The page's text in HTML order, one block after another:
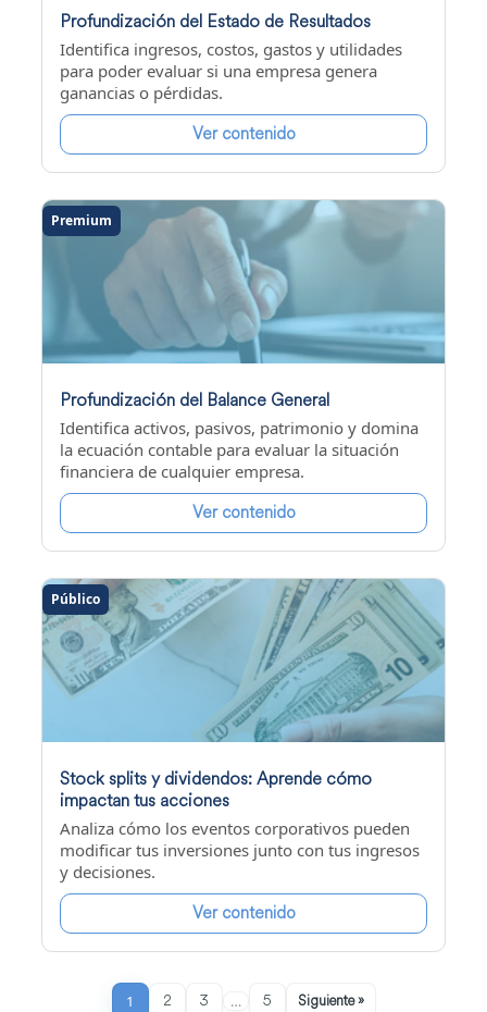
Profundización del Estado de Resultados
Identifica ingresos, costos, gastos y utilidades
para poder evaluar si una empresa genera
ganancias o pérdidas.
Ver contenido
Premium
Profundización del Balance General
Identifica activos, pasivos, patrimonio y domina
la ecuación contable para evaluar la situación
financiera de cualquier empresa.
Ver contenido
Público
Stock splits y dividendos: Aprende cómo
impactan tus acciones
Analiza cómo los eventos corporativos pueden
modificar tus inversiones junto con tus ingresos
y decisiones.
Ver contenido
1 2 3 … 5 Siguiente »